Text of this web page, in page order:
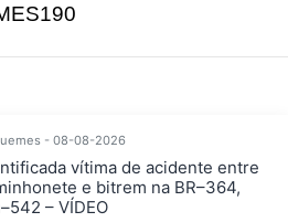
- 08-08-2026
vítima de acidente entre
e bitrem na BR–364,
– VÍDEO